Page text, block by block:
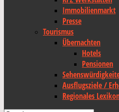
Immobilienmarkt
Presse
Tourismus
Übernachten
Hotels
Pensionen
Ausflugsziele /
Regionales